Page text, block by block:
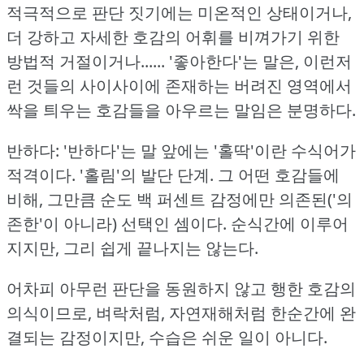
적극적으로 판단 짓기에는 미온적인 상태이거나,
더 강하고 자세한 호감의 어휘를 비껴가기 위한
방법적 거절이거나...... '좋아한다'는 말은, 이런저
런 것들의 사이사이에 존재하는 버려진 영역에서
싹을 틔우는 호감들을 아우르는 말임은 분명하다.
반하다: '반하다'는 말 앞에는 '홀딱'이란 수식어가
적격이다. '홀림'의 발단 단계. 그 어떤 호감들에
비해, 그만큼 순도 백 퍼센트 감정에만 의존된('의
존한'이 아니라) 선택인 셈이다. 순식간에 이루어
지지만, 그리 쉽게 끝나지는 않는다.
어차피 아무런 판단을 동원하지 않고 행한 호감의
의식이므로, 벼락처럼, 자연재해처럼 한순간에 완
결되는 감정이지만, 수습은 쉬운 일이 아니다.